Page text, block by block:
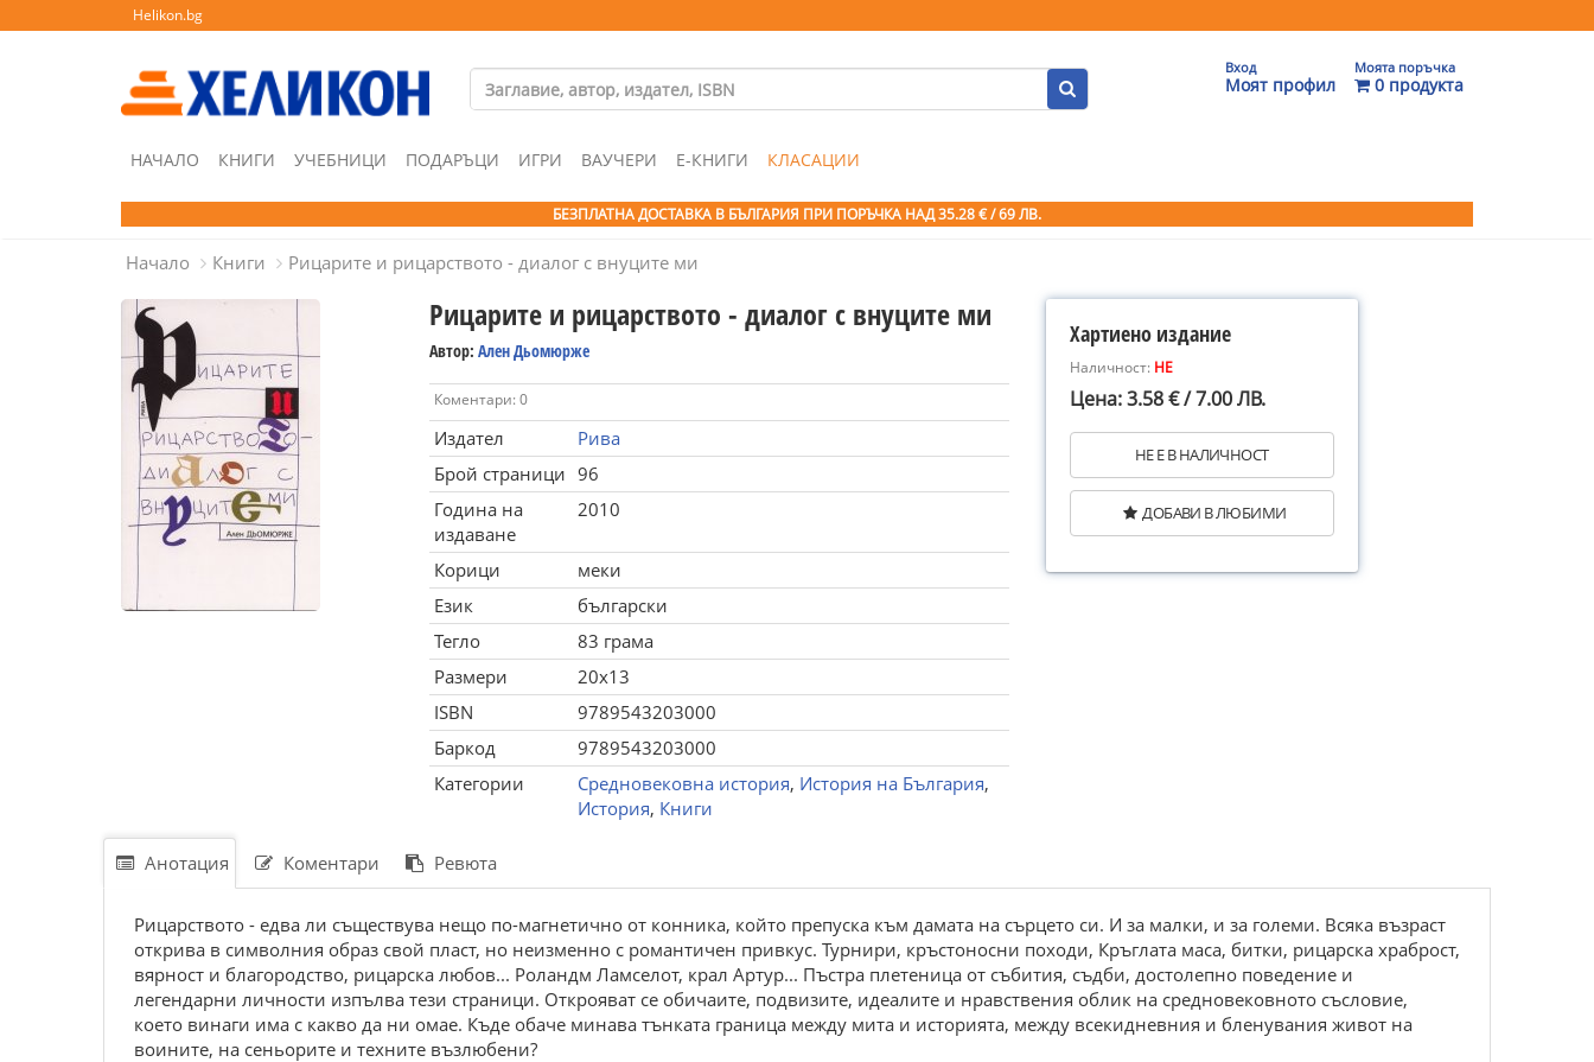
Helikon.bg
Вход
Моят профил
Моята поръчка
0 продукта
НАЧАЛО КНИГИ УЧЕБНИЦИ ПОДАРЪЦИ ИГРИ ВАУЧЕРИ Е-КНИГИ КЛАСАЦИИ
БЕЗПЛАТНА ДОСТАВКА В БЪЛГАРИЯ ПРИ ПОРЪЧКА НАД 35.28 € / 69 ЛВ.
Начало Книги Рицарите и рицарството - диалог с внуците ми
Рицарите и рицарството - диалог с внуците ми
Автор: Ален Дьомюрже
Коментари: 0
Издател
Рива
Брой страници 96
Година на
издаване
2010
Корици
меки
Език
български
Тегло
83 грама
Размери
20x13
ISBN
9789543203000
Баркод
9789543203000
Категории
Средновековна история, История на България,
История, Книги
Хартиено издание
Наличност: НЕ
Цена: 3.58 € / 7.00 ЛВ.
НЕ Е В НАЛИЧНОСТ
ДОБАВИ В ЛЮБИМИ
Анотация Коментари Ревюта
Рицарството - едва ли съществува нещо по-магнетично от конника, който препуска към дамата на сърцето си. И за малки, и за големи. Всяка възраст
открива в символния образ свой пласт, но неизменно с романтичен привкус. Турнири, кръстоносни походи, Кръглата маса, битки, рицарска храброст,
вярност и благородство, рицарска любов... Роландм Ламселот, крал Артур... Пъстра плетеница от събития, съдби, достолепно поведение и
легендарни личности изпълва тези страници. Открояват се обичаите, подвизите, идеалите и нравствения облик на средновековното съсловие,
което винаги има с какво да ни омае. Къде обаче минава тънката граница между мита и историята, между всекидневния и бленувания живот на
воините, на сеньорите и техните възлюбени?